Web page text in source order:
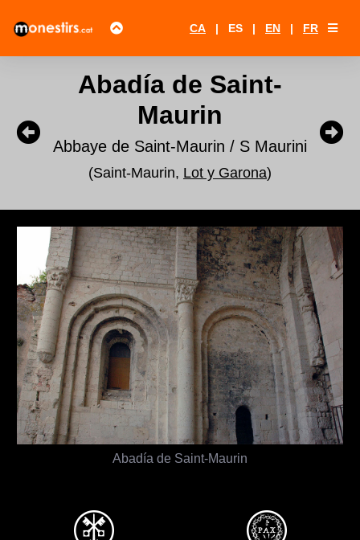
CA | ES | EN | FR
Abadía de Saint-
Maurin
Abbaye de Saint-Maurin / S Maurini
(Saint-Maurin, Lot y Garona)
Abadía de Saint-Maurin